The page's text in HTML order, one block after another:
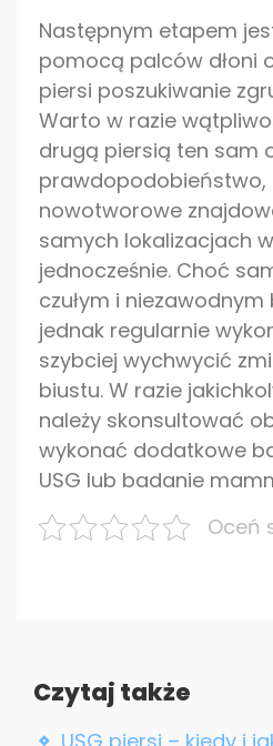
Następnym etapem
pomocą palców dłoni
piersi poszukiwanie
Warto w razie
drugą piersią ten sam
prawdopodobieństwo,
nowotworowe
samych lokalizacjach
jednocześnie. Choć
czułym i
jednak regularnie
szybciej wychwycić
biustu. W razie
należy skonsultować
wykonać dodatkowe
USG lub badanie
Oceń
Czytaj także